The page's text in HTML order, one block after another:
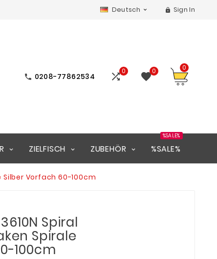
Deutsch   Sign In
 0208-77862534 0 0 0
ZIELFISCH ZUBEHÖR %SALE%
%SALE%
Silber Vorfach 60-100cm
Spiral
Spirale
100cm